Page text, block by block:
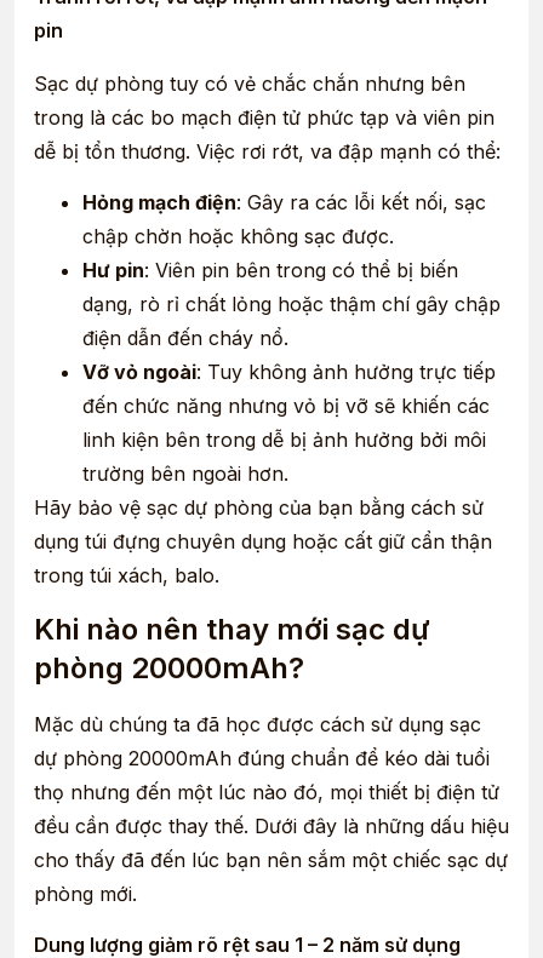
pin
Sạc dự phòng tuy có vẻ chắc chắn nhưng bên
trong là các bo mạch điện tử phức tạp và viên pin
dễ bị tổn thương. Việc rơi rớt, va đập mạnh có thể:
Hỏng mạch điện: Gây ra các lỗi kết nối, sạc
chập chờn hoặc không sạc được.
Hư pin: Viên pin bên trong có thể bị biến
dạng, rò rỉ chất lỏng hoặc thậm chí gây chập
điện dẫn đến cháy nổ.
Vỡ vỏ ngoài: Tuy không ảnh hưởng trực tiếp
đến chức năng nhưng vỏ bị vỡ sẽ khiến các
linh kiện bên trong dễ bị ảnh hưởng bởi môi
trường bên ngoài hơn.
Hãy bảo vệ sạc dự phòng của bạn bằng cách sử
dụng túi đựng chuyên dụng hoặc cất giữ cẩn thận
trong túi xách, balo.
Khi nào nên thay mới sạc dự
phòng 20000mAh?
Mặc dù chúng ta đã học được cách sử dụng sạc
dự phòng 20000mAh đúng chuẩn để kéo dài tuổi
thọ nhưng đến một lúc nào đó, mọi thiết bị điện tử
đều cần được thay thế. Dưới đây là những dấu hiệu
cho thấy đã đến lúc bạn nên sắm một chiếc sạc dự
phòng mới.
Dung lượng giảm rõ rệt sau 1 – 2 năm sử dụng